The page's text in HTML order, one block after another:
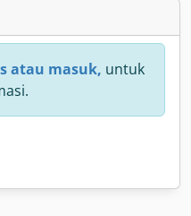
atau masuk, untuk